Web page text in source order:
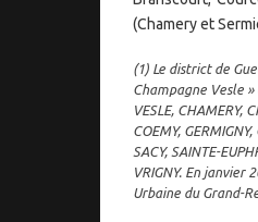
(Chamery et
(1) Le district de
Champagne Vesle »
VESLE, CHAMERY,
COEMY,
SACY, SAINTE-
VRIGNY. En
Urbaine du Grand-